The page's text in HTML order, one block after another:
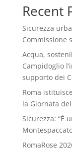
Recent
Sicurezza
Commissione
Acqua,
Campidoglio
supporto dei
Roma
la Giornata
Sicurezza: “È
RomaRose